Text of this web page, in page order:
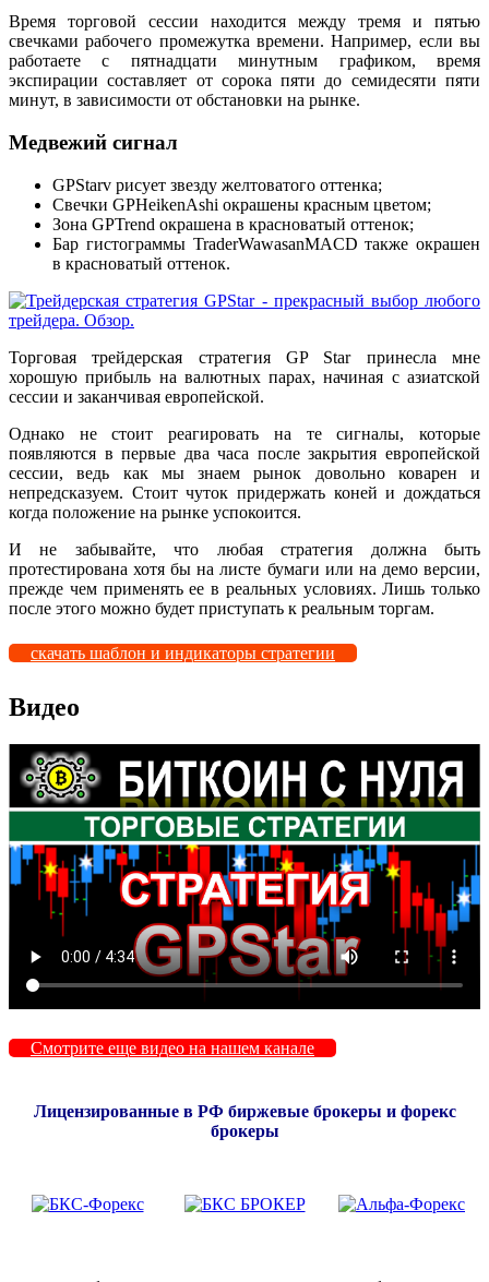
Время торговой сессии находится между тремя и пятью
свечками рабочего промежутка времени. Например, если вы
работаете с пятнадцати минутным графиком, время
экспирации составляет от сорока пяти до семидесяти пяти
минут, в зависимости от обстановки на рынке.
Медвежий сигнал
GPStarv рисует звезду желтоватого оттенка;
Свечки GPHeikenAshi окрашены красным цветом;
Зона GPTrend окрашена в красноватый оттенок;
Бар гистограммы TraderWawasanMACD также окрашен
в красноватый оттенок.
Торговая трейдерская стратегия GP Star принесла мне
хорошую прибыль на валютных парах, начиная с азиатской
сессии и заканчивая европейской.
Однако не стоит реагировать на те сигналы, которые
появляются в первые два часа после закрытия европейской
сессии, ведь как мы знаем рынок довольно коварен и
непредсказуем. Стоит чуток придержать коней и дождаться
когда положение на рынке успокоится.
И не забывайте, что любая стратегия должна быть
протестирована хотя бы на листе бумаги или на демо версии,
прежде чем применять ее в реальных условиях. Лишь только
после этого можно будет приступать к реальным торгам.
скачать шаблон и индикаторы стратегии
Видео
Смотрите еще видео на нашем канале
Лицензированные в РФ биржевые брокеры и форекс
брокеры